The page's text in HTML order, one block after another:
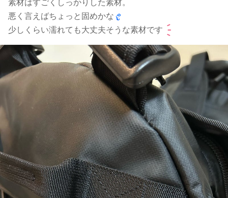
素材はすごくしっかりした素材。
悪く言えばちょっと固めかな
少しくらい濡れても大丈夫そうな素材です